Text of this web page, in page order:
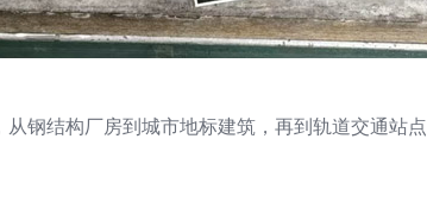
钢结构厂房到城市地标建筑，再到轨道交通站